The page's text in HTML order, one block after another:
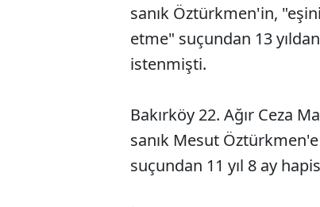
sanık Öztürkmen'in,
etme" suçundan 13
istenmişti.
Bakırköy 22. Ağır Ceza
sanık Mesut
suçundan 11 yıl 8 ay